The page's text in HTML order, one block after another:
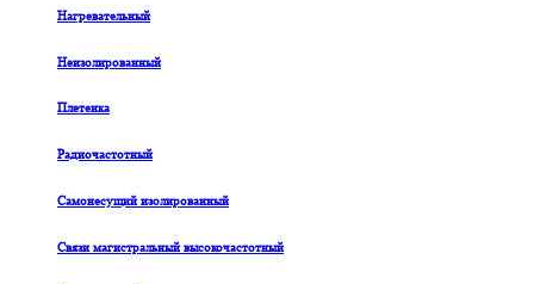
Нагревательный
Неизолированный
Плетенка
Радиочастотный
Самонесущий изолированный
Связи магистральный высокочастотный